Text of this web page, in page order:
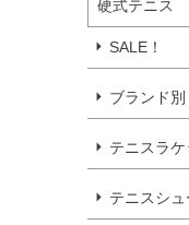
硬式テニス
SALE！
ブランド別
テニスラケ
テニスシュ